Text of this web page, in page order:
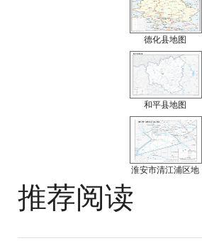
德化县地图
和平县地图
淮安市清江浦区地
推荐阅读